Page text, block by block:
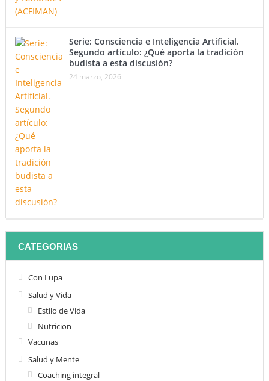
Serie: Consciencia e Inteligencia Artificial.
Segundo artículo: ¿Qué aporta la tradición
budista a esta discusión?
24 marzo, 2026
CATEGORIAS
Con Lupa
Salud y Vida
Estilo de Vida
Nutricion
Vacunas
Salud y Mente
Coaching integral